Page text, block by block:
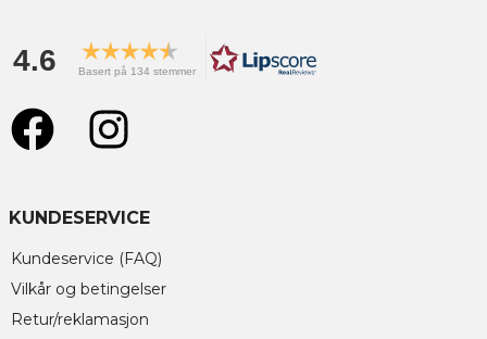
4.6 Basert på 134 stemmer
KUNDESERVICE
Kundeservice (FAQ)
Vilkår og betingelser
Retur/reklamasjon